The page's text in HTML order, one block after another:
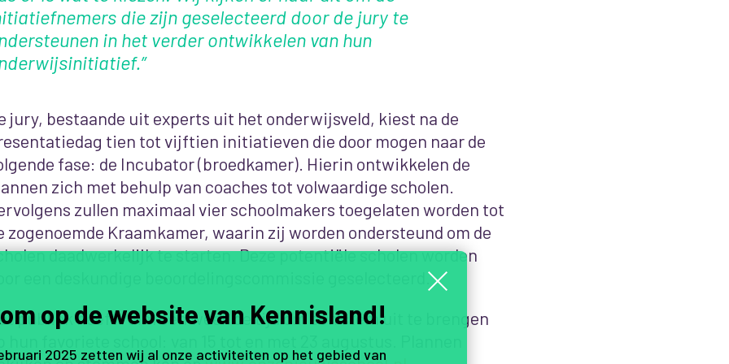
die zijn geselecteerd door de jury te
in het verder ontwikkelen van hun
jury, bestaande uit experts uit het onderwijsveld, kiest na de
tien tot vijftien initiatieven die door mogen naar de
fase: de Incubator (broedkamer). Hierin ontwikkelen de
zich met behulp van coaches tot volwaardige scholen.
zullen maximaal vier schoolmakers toegelaten worden tot
zogenoemde Kraamkamer, waarin zij worden ondersteund om de
daadwerkelijk te starten.Deze potentiële scholen worden
een deskundige beoordelingscommissie geselecteerd.
publiek heeft ruim een week de tijd om een stem uit te brengen
op de website van Kennisland!
2025 zetten wij al onze activiteiten op het gebied van